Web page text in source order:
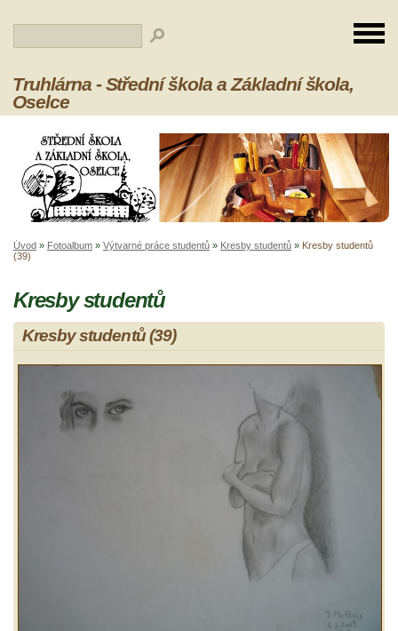
Truhlárna - Střední škola a Základní škola,
Oselce
Úvod » Fotoalbum » Výtvarné práce studentů » Kresby studentů » Kresby studentů
(39)
Kresby studentů
Kresby studentů (39)